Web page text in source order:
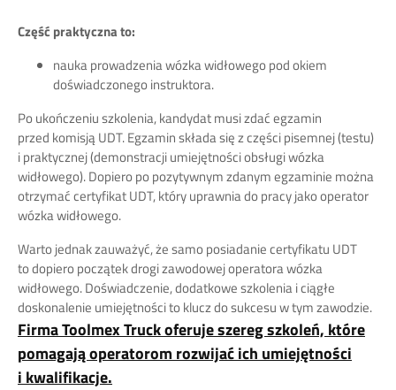
Część praktyczna to:
nauka prowadzenia wózka widłowego pod okiem
doświadczonego instruktora.
Po ukończeniu szkolenia, kandydat musi zdać egzamin
przed komisją UDT. Egzamin składa się z części pisemnej (testu)
i praktycznej (demonstracji umiejętności obsługi wózka
widłowego). Dopiero po pozytywnym zdanym egzaminie można
otrzymać certyfikat UDT, który uprawnia do pracy jako operator
wózka widłowego.
Warto jednak zauważyć, że samo posiadanie certyfikatu UDT
to dopiero początek drogi zawodowej operatora wózka
widłowego. Doświadczenie, dodatkowe szkolenia i ciągłe
doskonalenie umiejętności to klucz do sukcesu w tym zawodzie.
Firma Toolmex Truck oferuje szereg szkoleń, które
pomagają operatorom rozwijać ich umiejętności
i kwalifikacje.